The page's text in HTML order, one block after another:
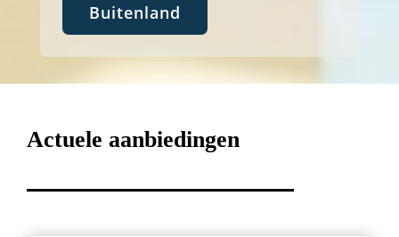
Buitenland
Actuele aanbiedingen